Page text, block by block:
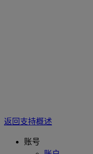
返回支持概述
账号